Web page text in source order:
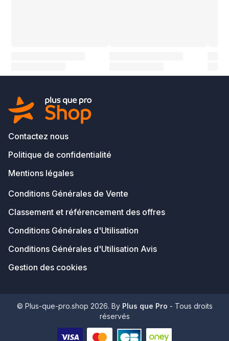
Contactez nous
Politique de confidentialité
Mentions légales
Conditions Générales de Vente
Classement et référencement des offres
Conditions Générales d'Utilisation
Conditions Générales d'Utilisation Avis
Gestion des cookies
© Plus-que-pro.shop 2026. By Plus que Pro - Tous droits
réservés